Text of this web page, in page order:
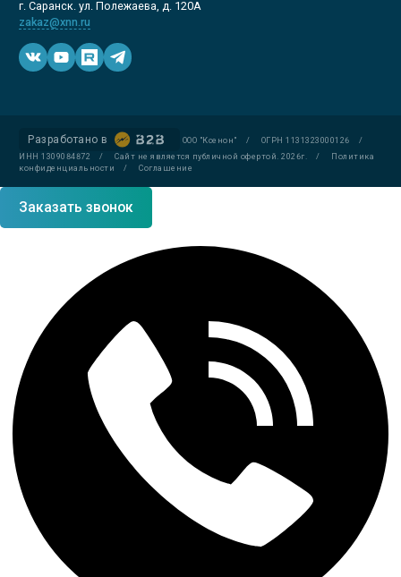
г. Саранск. ул. Полежаева, д. 120А
zakaz@xnn.ru
Разработано в ООО "Ксенон" / ОГРН 1131323000126
/
ИНН 1309084872
/ Сайт не является публичной офертой. 2026г. /
Политика
конфиденциальности
/ Соглашение
Заказать звонок